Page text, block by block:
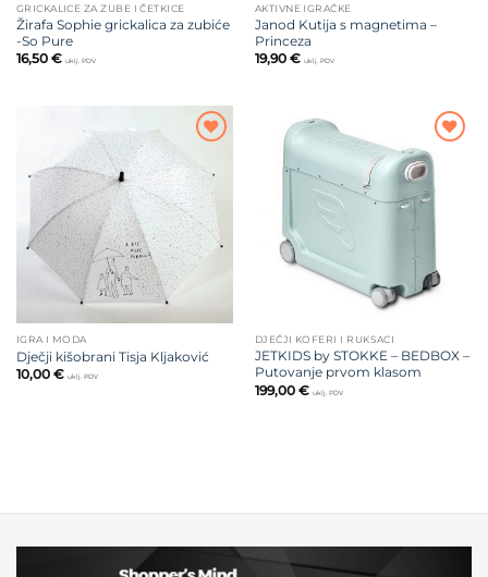
GRICKALICE ZA ZUBE I ČETKICE
Žirafa Sophie grickalica za zubiće
-So Pure
16,50 € uklj. PDV
AKTIVNE IGRAČKE
Janod Kutija s magnetima –
Princeza
19,90 € uklj. PDV
na listu
želja
IGRA I MODA
Dječji kišobrani Tisja Kljaković
10,00 € uklj. PDV
Dodajte
na listu
DJEČJI KOFERI I RUKSACI
JETKIDS by STOKKE – BEDBOX –
Putovanje prvom klasom
199,00 € uklj. PDV